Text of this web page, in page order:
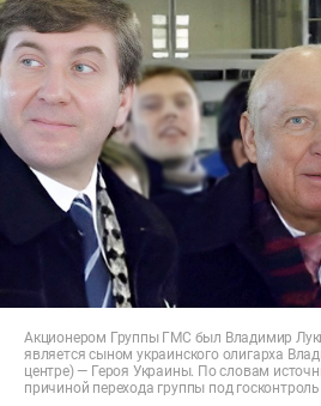
Акционером Группы ГМС был Владимир
является сыном украинского олигарха
центре) — Героя Украины. По словам
причиной перехода группы под госконтроль